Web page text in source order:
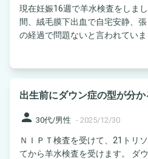
現在妊娠16週で羊水検査をしま
間、絨毛膜下出血で自宅安静、
の経過で問題ないと言われていま
出生前にダウン症の型が分か
person 30代/男性 - 2025/12/30
ＮＩＰＴ検査を受けて、21トリ
てから羊水検査を受けます。 ダ